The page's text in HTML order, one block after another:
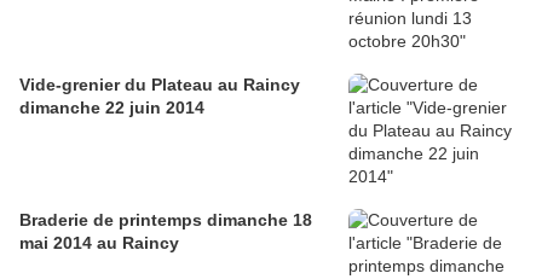
Vide-grenier du Plateau au Raincy
dimanche 22 juin 2014
Braderie de printemps dimanche 18
mai 2014 au Raincy